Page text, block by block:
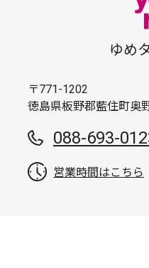
ゆめ
〒771-1202
徳島県板野郡藍住町奥
088-693-
営業時間はこちら